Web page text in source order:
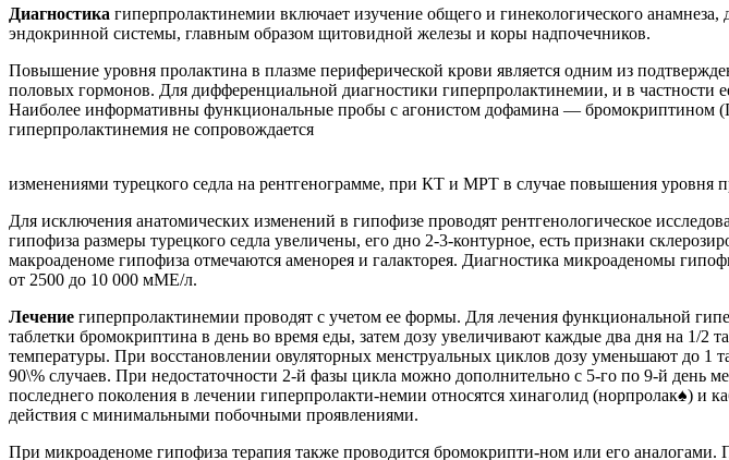
Диагностика гиперпролактинемии включает изучение общего и гинекологического
эндокринной системы, главным образом щитовидной железы и коры надпочечников.
Повышение уровня пролактина в плазме периферической крови является одним из
половых гормонов. Для дифференциальной диагностики гиперпролактинемии, и в частности
Наиболее информативны функциональные пробы с агонистом дофамина —
гиперпролактинемия не сопровождается
изменениями турецкого седла на рентгенограмме, при КТ и МРТ в случае повышения уровня
Для исключения анатомических изменений в гипофизе проводят рентгенологическое
гипофиза размеры турецкого седла увеличены, его дно 2-3-контурное, есть признаки
макроаденоме гипофиза отмечаются аменорея и галакторея. Диагностика микроаденомы
от 2500 до 10 000 мМЕ/л.
Лечение гиперпролактинемии проводят с учетом ее формы. Для лечения функциональной
таблетки бромокриптина в день во время еды, затем дозу увеличивают каждые два дня на 1/2
температуры. При восстановлении овуляторных менструальных циклов дозу уменьшают до 1
90\% случаев. При недостаточности 2-й фазы цикла можно дополнительно с 5-го по 9-й день
последнего поколения в лечении гиперпролакти-немии относятся хинаголид (норпролак♠)
действия с минимальными побочными проявлениями.
При микроаденоме гипофиза терапия также проводится бромокрипти-ном или его